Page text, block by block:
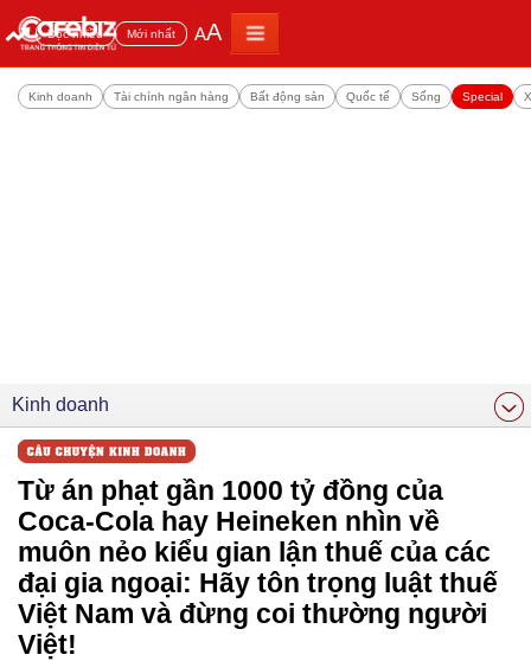
Đọc nhiều Mới nhất AA
Kinh doanh Tài chính ngân hàng Bất động sản Quốc tế Sống Special
Kinh doanh
Từ án phạt gần 1000 tỷ đồng của
Coca-Cola hay Heineken nhìn về
muôn nẻo kiểu gian lận thuế của các
đại gia ngoại: Hãy tôn trọng luật thuế
Việt Nam và đừng coi thường người
Việt!